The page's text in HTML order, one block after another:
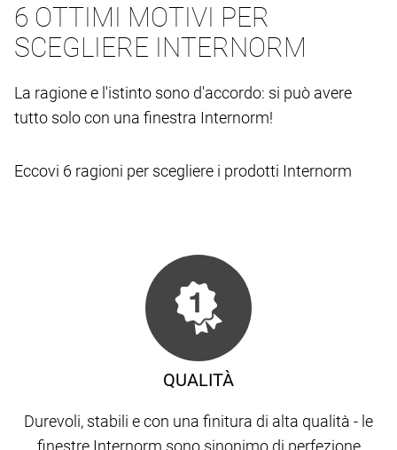
6 OTTIMI MOTIVI PER
SCEGLIERE INTERNORM
La ragione e l'istinto sono d'accordo: si può avere
tutto solo con una finestra Internorm!
Eccovi 6 ragioni per scegliere i prodotti Internorm
QUALITÀ
Durevoli, stabili e con una finitura di alta qualità - le
finestre Internorm sono sinonimo di perfezione